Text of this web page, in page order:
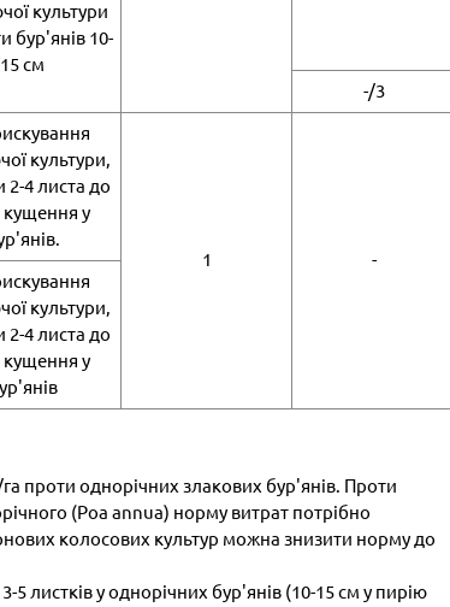
культури
бур'янів 10-
15 см
-/3
культури,
2-4 листа до
кущення у
1
-
культури,
2-4 листа до
кущення у
проти однорічних злакових бур'янів. Проти
(Poa annua) норму витрат потрібно
колосових культур можна знизити норму до
листків у однорічних бур'янів (10-15 см у пирію